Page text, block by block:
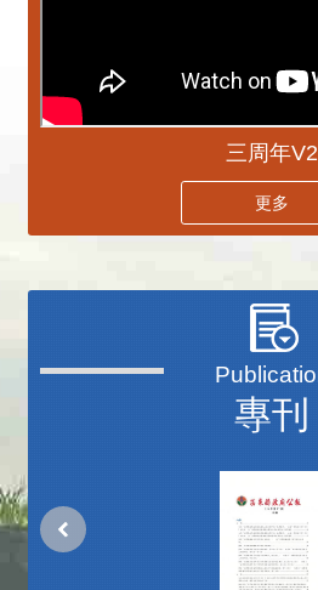
三周年V2
更多
專刊